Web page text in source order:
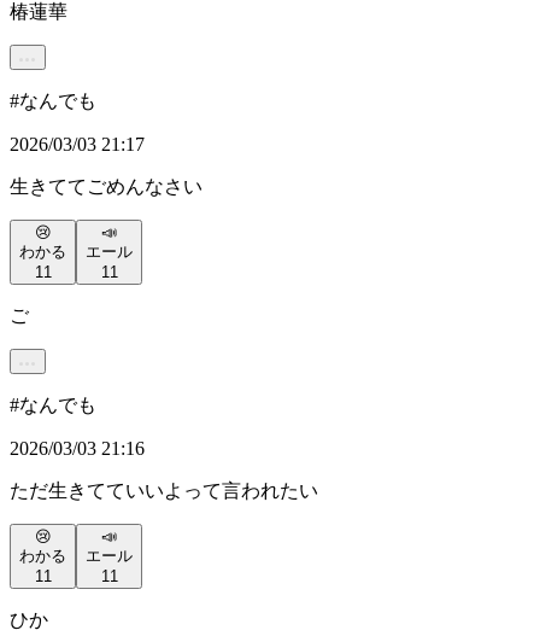
椿蓮華
#なんでも
2026/03/03 21:17
生きててごめんなさい
😢
わかる
11
📣
エール
11
ご
#なんでも
2026/03/03 21:16
ただ生きてていいよって言われたい
😢
わかる
11
📣
エール
11
ひか